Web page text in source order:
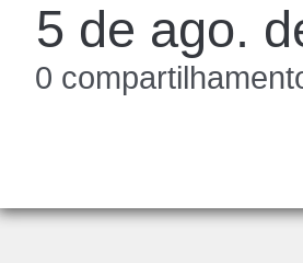
5 de ago.
0